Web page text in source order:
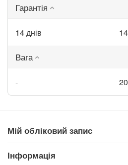
Гарантія
14 днів
Вага
-
Мій обліковий запис
Інформація